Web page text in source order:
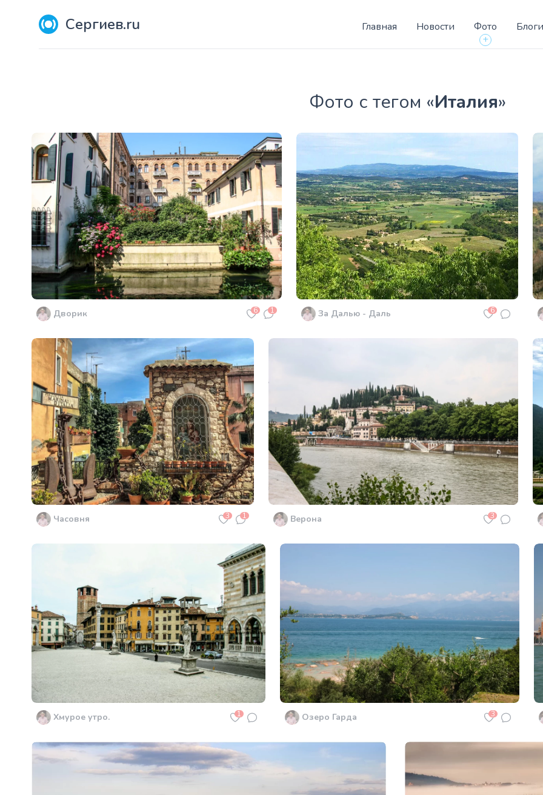
Сергиев.ru Главная Новости
Фото
+
Блоги
Фото с тегом «Италия»
Дворик 6 1 За Далью - Даль 6
Часовня 3 1 Верона 3
Хмурое утро. 1 Озеро Гарда 3